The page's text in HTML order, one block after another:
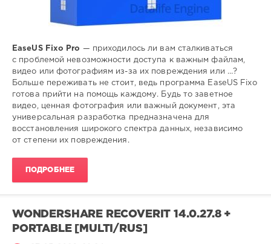
EaseUS Fixo Pro — приходилось ли вам сталкиваться
с проблемой невозможности доступа к важным файлам,
видео или фотографиям из-за их повреждения или …?
Больше переживать не стоит, ведь программа EaseUS Fixo
готова прийти на помощь каждому. Будь то заветное
видео, ценная фотография или важный документ, эта
универсальная разработка предназначена для
восстановления широкого спектра данных, независимо
от степени их повреждения.
ПОДРОБНЕЕ
WONDERSHARE RECOVERIT 14.0.27.8 +
PORTABLE [MULTI/RUS]